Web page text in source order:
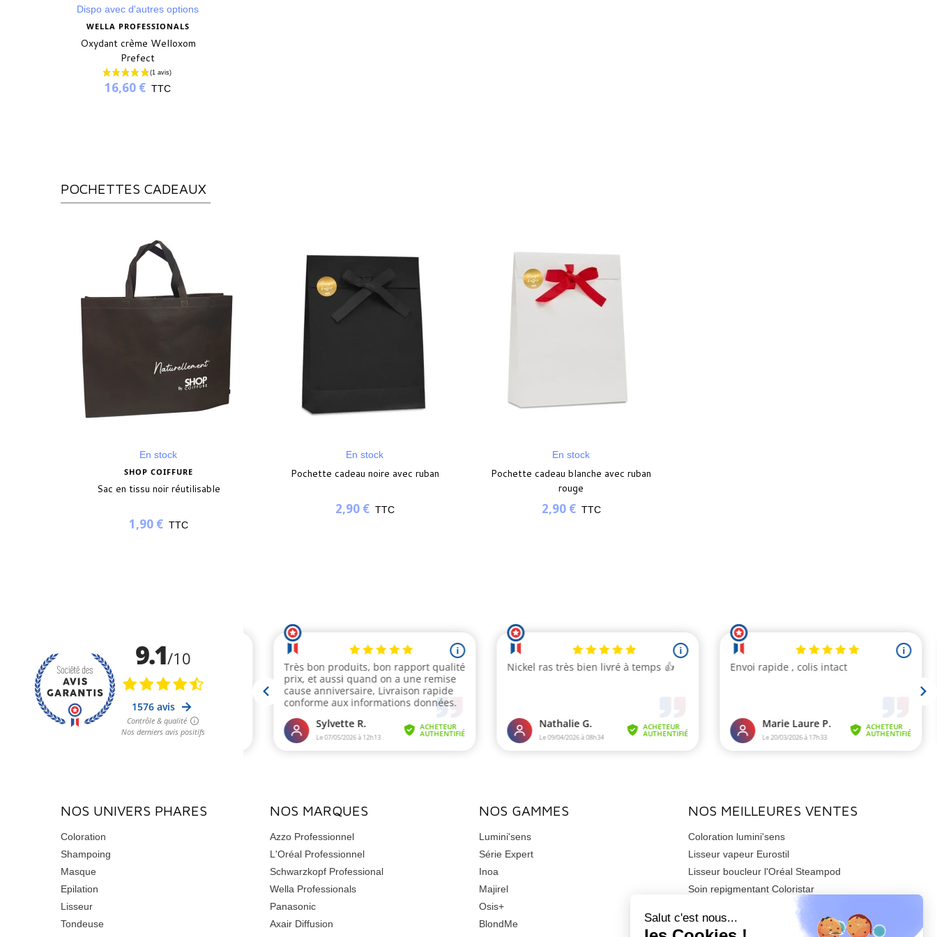
Dispo avec d'autres options
WELLA PROFESSIONALS
Oxydant crème Welloxom
Prefect
16,60 € TTC
POCHETTES CADEAUX
En stock
SHOP COIFFURE
Sac en tissu noir réutilisable
1,90 € TTC
En stock
Pochette cadeau noire avec ruban
2,90 € TTC
En stock
Pochette cadeau blanche avec ruban
rouge
2,90 € TTC
NOS UNIVERS PHARES
Coloration
Shampoing
Masque
Epilation
Lisseur
Tondeuse
NOS MARQUES
Azzo Professionnel
L'Oréal Professionnel
Schwarzkopf Professional
Wella Professionals
Panasonic
Axair Diffusion
NOS GAMMES
Lumini'sens
Série Expert
Inoa
Majirel
Osis+
BlondMe
NOS MEILLEURES VENTES
Coloration lumini'sens
Lisseur vapeur Eurostil
Lisseur boucleur l'Oréal Steampod
Soin repigmentant Coloristar
Sèche-cheveux Azzuro 2200watts
Tondeuse de finition Barber T CUSTOM